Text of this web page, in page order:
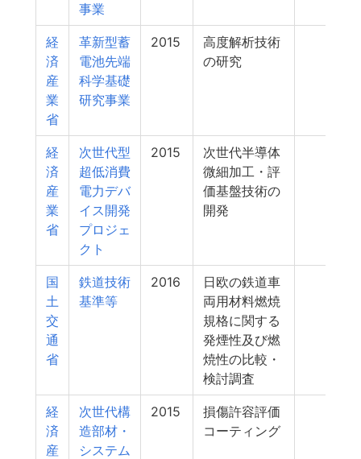
事業
経
済
産
業
省
革新型蓄
電池先端
科学基礎
研究事業
2015
高度解析技術
の研究
経
済
産
業
省
次世代型
超低消費
電力デバ
イス開発
プロジェ
クト
2015
次世代半導体
微細加工・評
価基盤技術の
開発
国
土
交
通
省
鉄道技術
基準等
2016
日欧の鉄道車
両用材料燃焼
規格に関する
発煙性及び燃
焼性の比較・
検討調査
経
済
産
次世代構
造部材・
システム
2015
損傷許容評価
コーティング